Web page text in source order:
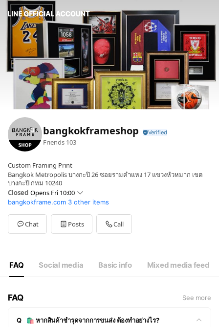
bangkokframeshop
Friends 103
Custom Framing Print
Bangkok Metropolis บางกะปิ 26 ซอยรามคำแหง 17 แขวงหัวหมาก เขต
บางกะปิ กทม 10240
Closed Opens Fri 10:00
Sun10:00 - 19:00
Mon10:00 - 19:00
Tue10:00 - 19:00
Wed10:00 - 19:00
bangkokframe.com 3 other items
Chat Posts Call
FAQ Social media Basic info Mixed media feed
FAQ See more
Q
🛍 หากสินค้าชำรุดจากการขนส่ง ต้องทำอย่างไร?